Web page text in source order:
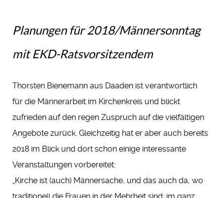
Planungen für 2018/Männersonntag
mit EKD-Ratsvorsitzendem
Thorsten Bienemann aus Daaden ist verantwortlich
für die Männerarbeit im Kirchenkreis und blickt
zufrieden auf den regen Zuspruch auf die vielfältigen
Angebote zurück. Gleichzeitig hat er aber auch bereits
2018 im Blick und dort schon einige interessante
Veranstaltungen vorbereitet:
„Kirche ist (auch) Männersache, und das auch da, wo